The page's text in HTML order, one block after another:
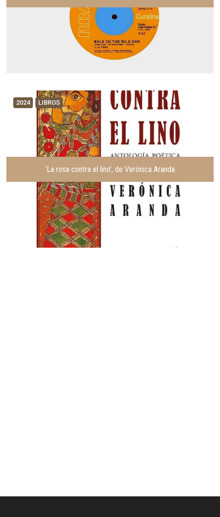
2024 LIBROS
‘La rosa contra el lino’, de Verónica Aranda